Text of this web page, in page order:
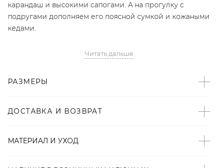
карандаш и высокими сапогами. А на прогулку с
подругами дополняем его поясной сумкой и кожаными
кедами.
- Эксклюзивный бренд LYYKTEAM;
- Шалевый воротник;
- Врезные карманы по бокам;
Читать дальше
РАЗМЕРЫ
ДОСТАВКА И ВОЗВРАТ
МАТЕРИАЛ И УХОД